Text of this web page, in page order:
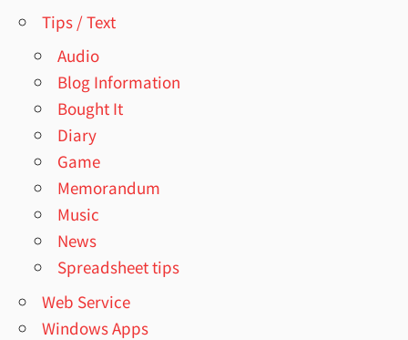
Tips / Text
Audio
Blog Information
Bought It
Diary
Game
Memorandum
Music
News
Spreadsheet tips
Web Service
Windows Apps